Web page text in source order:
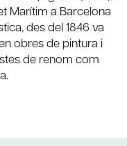
Marítim a Barcelona
des del 1846 va
obres de pintura i
de renom com